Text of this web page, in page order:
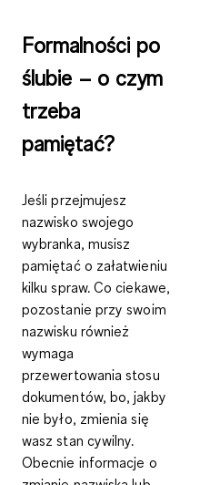
Formalności po
ślubie – o czym
trzeba
pamiętać?
Jeśliprzejmujesz
nazwisko swojego
wybranka, musisz
pamiętać o załatwieniu
kilku spraw. Co ciekawe,
pozostanie przy swoim
nazwisku również
wymaga
przewertowania stosu
dokumentów, bo, jakby
nie było, zmienia się
wasz stan cywilny.
Obecnie informacje o